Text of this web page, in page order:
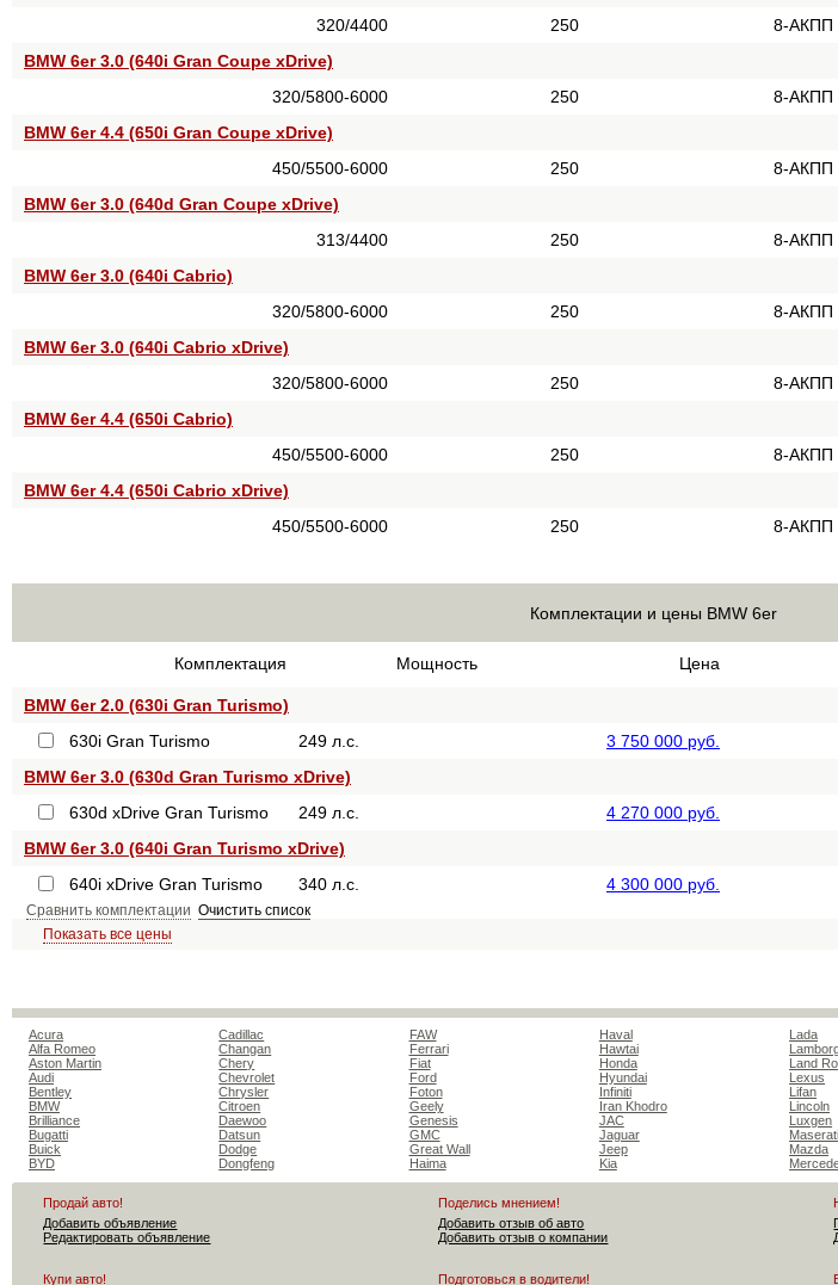
320/4400
250 8-АКПП
BMW 6er 3.0 (640i Gran Coupe xDrive)
320/5800-6000
250 8-АКПП
BMW 6er 4.4 (650i Gran Coupe xDrive)
450/5500-6000
250 8-АКПП
BMW 6er 3.0 (640d Gran Coupe xDrive)
313/4400
250 8-АКПП
BMW 6er 3.0 (640i Cabrio)
320/5800-6000
250 8-АКПП
BMW 6er 3.0 (640i Cabrio xDrive)
320/5800-6000
250 8-АКПП
BMW 6er 4.4 (650i Cabrio)
450/5500-6000
250 8-АКПП
BMW 6er 4.4 (650i Cabrio xDrive)
450/5500-6000
250 8-АКПП
Комплектации и цены BMW 6er
Комплектация Мощность Цена
BMW 6er 2.0 (630i Gran Turismo)
630i Gran Turismo
249 л.с. 3 750 000 руб.
BMW 6er 3.0 (630d Gran Turismo xDrive)
630d xDrive Gran Turismo
249 л.с. 4 270 000 руб.
BMW 6er 3.0 (640i Gran Turismo xDrive)
640i xDrive Gran Turismo
340 л.с. 4 300 000 руб.
Сравнить комплектации Очистить список
Показать все цены
Acura
Alfa Romeo
Aston Martin
Audi
Bentley
BMW
Brilliance
Bugatti
Buick
BYD
Cadillac
Changan
Chery
Chevrolet
Chrysler
Citroen
Daewoo
Datsun
Dodge
Dongfeng
FAW
Ferrari
Fiat
Ford
Foton
Geely
Genesis
GMC
Great Wall
Haima
Haval
Hawtai
Honda
Hyundai
Infiniti
Iran Khodro
JAC
Jaguar
Jeep
Kia
Lada
Land
Lexus
Lifan
Lincoln
Luxgen
Maserati
Mazda
Продай авто!
Добавить объявление
Редактировать объявление
Поделись мнением!
Добавить отзыв об авто
Добавить отзыв о компании
Купи авто!
Подготовься в водители!